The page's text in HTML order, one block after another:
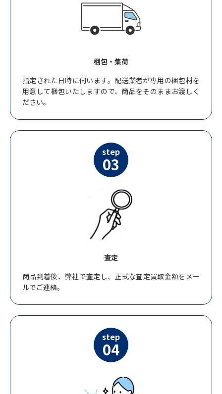
梱包・集荷
指定された日時に伺います。配送業者が専用の梱包材を
用意して梱包いたしますので、商品をそのままお渡しく
ださい。
step
03
査定
商品到着後、弊社で査定し、正式な査定買取金額をメー
ルでご連絡。
step
04